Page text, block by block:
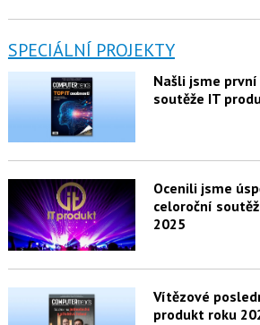
SPECIÁLNÍ PROJEKTY
Našli jsme
soutěže IT
Ocenili jsme
celoroční
2025
Vítězové
produkt roku